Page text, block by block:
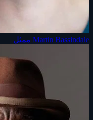
Martin Bassindale ممثل